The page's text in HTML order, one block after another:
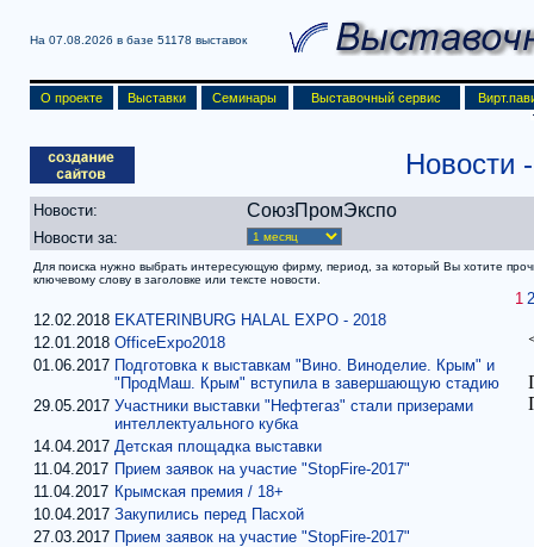
На 07.08.2026 в базе 51178 выставок
О проекте Выставки Семинары Выставочный сервис
Новости
Новости: СоюзПромЭкспо
Новости за:
Для поиска нужно выбрать интересующую фирму, период, за который Вы хотите
ключевому слову в заголовке или тексте новости.
1 2
12.02.2018 EKATERINBURG HALAL EXPO - 2018
12.01.2018 OfficeExpo2018
01.06.2017 Подготовка к выставкам "Вино. Виноделие. Крым" и
"ПродМаш. Крым" вступила в завершающую стадию
29.05.2017 Участники выставки "Нефтегаз" стали призерами
интеллектуального кубка
14.04.2017 Детская площадка выставки
11.04.2017 Прием заявок на участие "StopFire-2017"
11.04.2017 Крымская премия / 18+
10.04.2017 Закупились перед Пасхой
27.03.2017 Прием заявок на участие "StopFire-2017"